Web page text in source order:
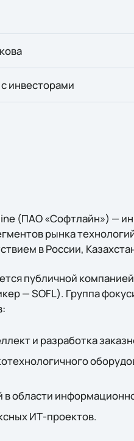
инвесторами
(ПАО «Софтлайн») —
рынка
в России,
публичной
— SOFL). Группа
и разработка
в области
ИТ-проектов.